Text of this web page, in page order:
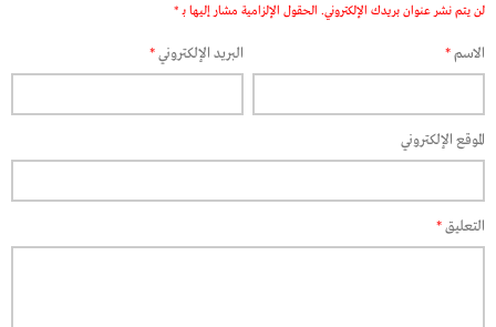
لن يتم نشر عنوان بريدك الإلكتروني. الحقول الإلزامية مشار إليها بـ *
الاسم* البريد الإلكتروني*
الموقع الإلكتروني
التعليق*